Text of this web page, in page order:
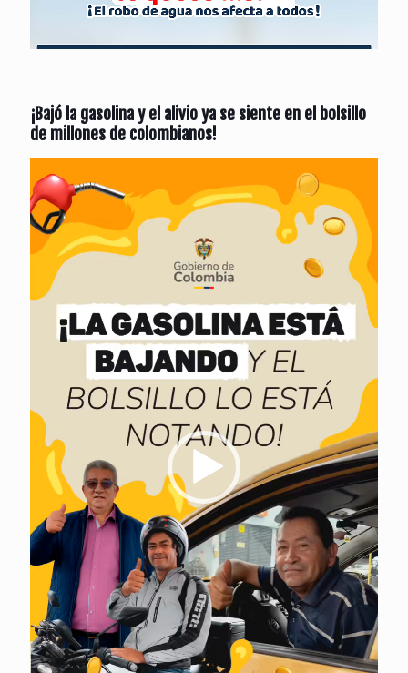
¡Bajó la gasolina y el alivio ya se siente en el bolsillo
de millones de colombianos!
de
vídeo